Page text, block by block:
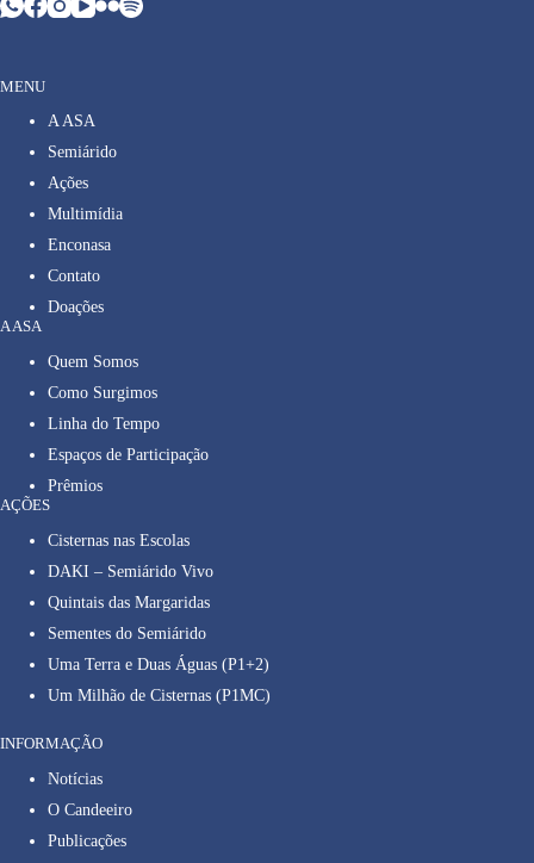
MENU
A ASA
Semiárido
Ações
Multimídia
Enconasa
Contato
Doações
A ASA
Quem Somos
Como Surgimos
Linha do Tempo
Espaços de Participação
Prêmios
AÇÕES
Cisternas nas Escolas
DAKI – Semiárido Vivo
Quintais das Margaridas
Sementes do Semiárido
Uma Terra e Duas Águas (P1+2)
Um Milhão de Cisternas (P1MC)
INFORMAÇÃO
Notícias
O Candeeiro
Publicações